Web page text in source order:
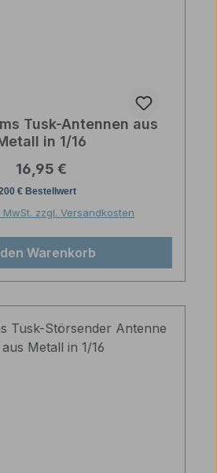
Tusk-Antennen aus
in 1/16
Regulärer Preis:
16,95 €
MwSt. zzgl. Versandkosten
Warenkorb